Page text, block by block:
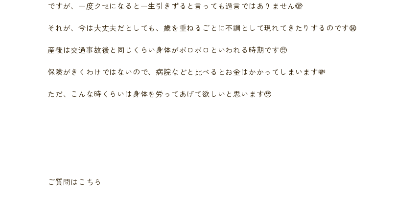
ですが、一度クセになると一生引きずると言っても過言ではありません🫣
それが、今は大丈夫だとしても、歳を重ねるごとに不調として現れてきたりするのです😫
産後は交通事故後と同じくらい身体がボロボロといわれる時期です🥺
保険がきくわけではないので、病院などと比べるとお金はかかってしまいます💸
ただ、こんな時くらいは身体を労ってあげて欲しいと思います🥹
ご質問はこちら